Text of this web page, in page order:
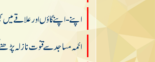
اپنے-اپنے گاؤں اورعلاقےمیں
ائمہ مساجد سے قنوت نازلہ پڑ